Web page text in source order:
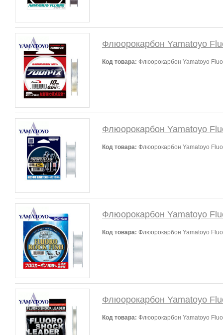
Флюорокарбон Yamatoyo
Код товара: Флюорокарбон Yamatoyo
Флюорокарбон Yamatoyo
Код товара: Флюорокарбон Yamatoyo
Флюорокарбон Yamatoyo
Код товара: Флюорокарбон Yamatoyo
Флюорокарбон Yamatoyo
Код товара: Флюорокарбон Yamatoyo